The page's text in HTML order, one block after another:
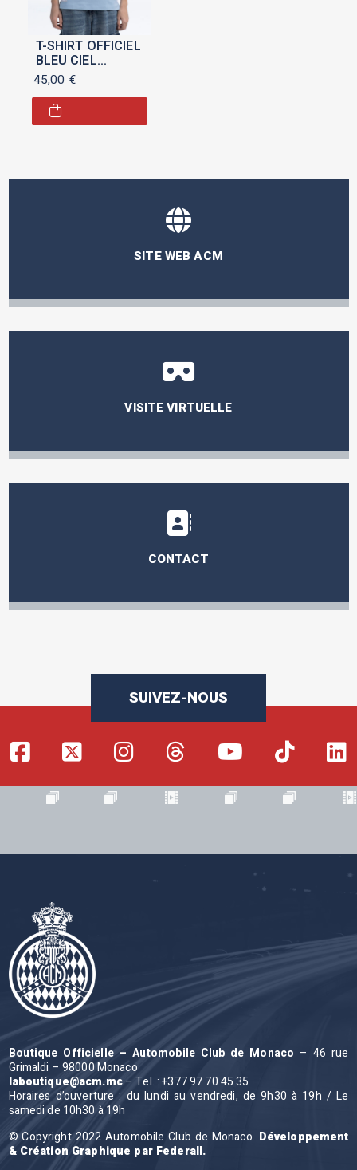
T-SHIRT OFFICIEL
BLEU CIEL
"MONACO GRAND
PRIX 2025" POUR
ENFANT
45,00 €
SITE WEB ACM
VISITE VIRTUELLE
CONTACT
SUIVEZ-NOUS
Boutique Officielle – Automobile Club de Monaco – 46 rue
Grimaldi – 98000 Monaco
laboutique@acm.mc– Tel. : +377 97 70 45 35
Horaires d’ouverture : du lundi au vendredi, de 9h30 à 19h / Le
samedi de 10h30 à 19h
© Copyright 2022 Automobile Club de Monaco. Développement
& Création Graphique par Federall.